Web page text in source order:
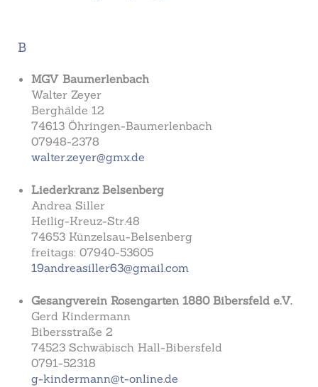
B
MGV Baumerlenbach
Walter Zeyer
Berghälde 12
74613 Öhringen-Baumerlenbach
07948-2378
walter.zeyer@gmx.de
Liederkranz Belsenberg
Andrea Siller
Heilig-Kreuz-Str.48
74653 Künzelsau-Belsenberg
freitags: 07940-53605
19andreasiller63@gmail.com
Gesangverein Rosengarten 1880 Bibersfeld e.V.
Gerd Kindermann
Bibersstraße 2
74523 Schwäbisch Hall-Bibersfeld
0791-52318
g-kindermann@t-online.de